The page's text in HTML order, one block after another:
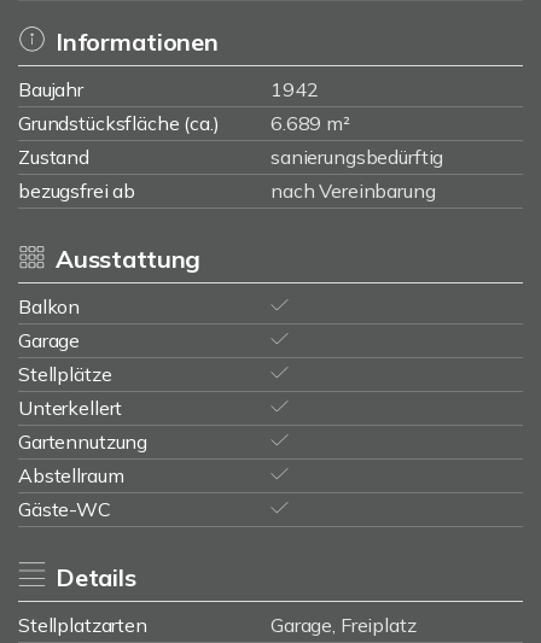
Informationen
Baujahr
1942
Grundstücksfläche (ca.)
6.689 m²
Zustand
sanierungsbedürftig
bezugsfrei ab
nach Vereinbarung
Ausstattung
Balkon
Garage
Stellplätze
Unterkellert
Gartennutzung
Abstellraum
Gäste-WC
Details
Stellplatzarten
Garage, Freiplatz